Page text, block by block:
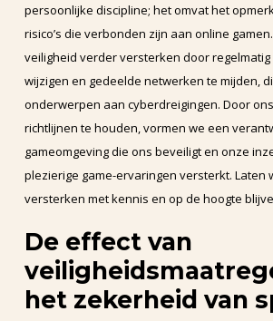
persoonlijke discipline; het omvat het
risico’s die verbonden zijn aan online
veiligheid verder versterken door
wijzigen en gedeelde netwerken te mijden,
onderwerpen aan cyberdreigingen. Door
richtlijnen te houden, vormen we een
gameomgeving die ons beveiligt en onze
plezierige game-ervaringen versterkt. Laten
versterken met kennis en op de hoogte
De effect van
het zekerheid van